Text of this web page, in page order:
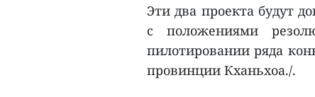
Эти два проекта будут
с положениями
пилотировании ряда
провинции Кханьхоа./.